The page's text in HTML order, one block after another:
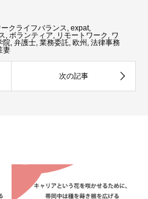
クライフバランス expat,
ボランティア リモートワーク
ワ
院 弁護士 業務委託 欧州 法律事務
妻